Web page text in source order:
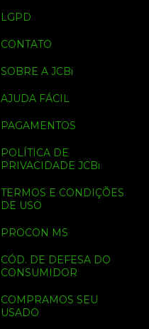
LGPD
CONTATO
SOBRE A JCBi
AJUDA FÁCIL
PAGAMENTOS
POLÍTICA DE
PRIVACIDADE JCBi
TERMOS E CONDIÇÕES
DE USO
PROCON MS
CÓD. DE DEFESA DO
CONSUMIDOR
COMPRAMOS SEU
USADO